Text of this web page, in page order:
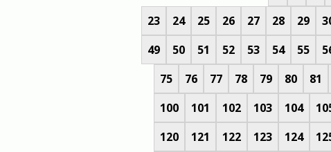
23
24 25 26 27 28 29
49
50 51 52 53 54 55
75
76 77 78 79 80 81
100
101 102 103 104
120
121 122 123 124